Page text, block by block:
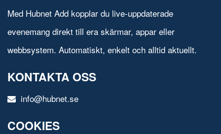
Med Hubnet Add kopplar du live-uppdaterade
evenemang direkt till era skärmar, appar eller
webbsystem. Automatiskt, enkelt och alltid aktuellt.
KONTAKTA OSS
info@hubnet.se
COOKIES